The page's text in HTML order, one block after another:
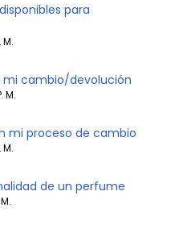
para
mi cambio/devolución
M.
mi proceso de cambio
de un perfume